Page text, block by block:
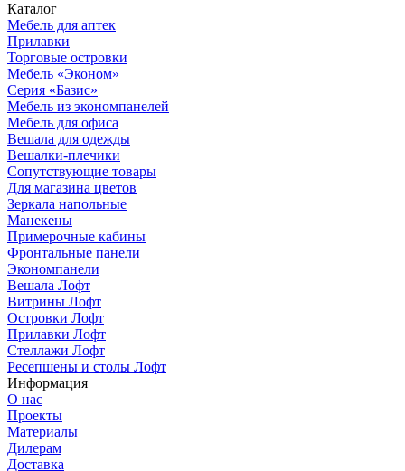
Каталог
Мебель для аптек
Прилавки
Торговые островки
Мебель «Эконом»
Серия «Базис»
Мебель из экономпанелей
Мебель для офиса
Вешала для одежды
Вешалки-плечики
Сопутствующие товары
Для магазина цветов
Зеркала напольные
Манекены
Примерочные кабины
Фронтальные панели
Экономпанели
Вешала Лофт
Витрины Лофт
Островки Лофт
Прилавки Лофт
Стеллажи Лофт
Ресепшены и столы Лофт
Информация
О нас
Проекты
Материалы
Дилерам
Доставка